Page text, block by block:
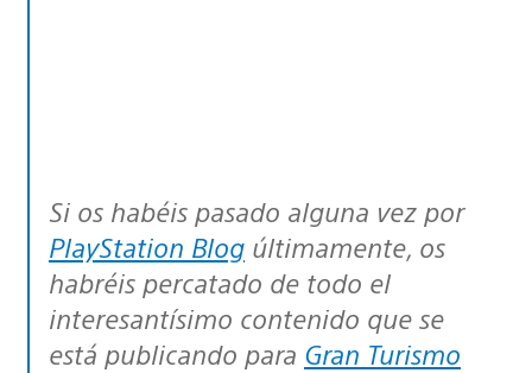
Si os habéis pasado alguna vez por
PlayStation Blog últimamente, os
habréis percatado de todo el
interesantísimo contenido que se
está publicando para Gran Turismo